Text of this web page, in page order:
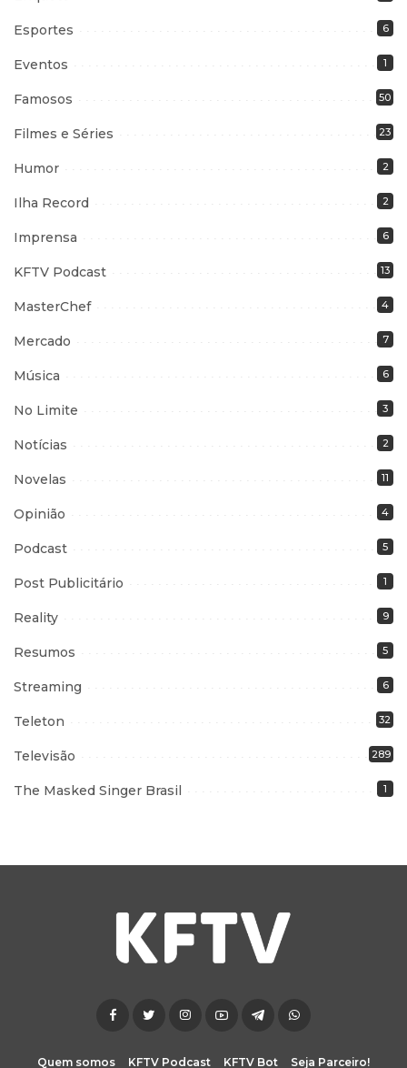
Esportes 6
Eventos 1
Famosos 50
Filmes e Séries 23
Humor 2
Ilha Record 2
Imprensa 6
KFTV Podcast 13
MasterChef 4
Mercado 7
Música 6
No Limite 3
Notícias 2
Novelas 11
Opinião 4
Podcast 5
Post Publicitário 1
Reality 9
Resumos 5
Streaming 6
Teleton 32
Televisão 289
The Masked Singer Brasil 1
Quem somos KFTV Podcast KFTV Bot Seja Parceiro!